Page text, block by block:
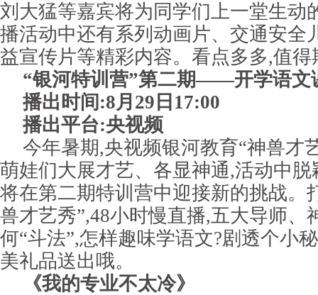
刘大猛等嘉宾将为同学们上一堂生动
播活动中还有系列动画片、交通安全
益宣传片等精彩内容。看点多多,值得
“银河特训营”第二期——开学语文
播出时间:8月29日17:00
播出平台:央视频
今年暑期,央视频银河教育“神兽才
萌娃们大展才艺、各显神通,活动中
将在第二期特训营中迎接新的挑战。
兽才艺秀”,48小时慢直播,五大导师、
何“斗法”,怎样趣味学语文?剧透个小
美礼品送出哦。
《我的专业不太冷》